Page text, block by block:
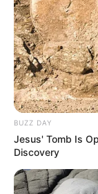
BUZZ DAY
Jesus' Tomb Is
Discovery